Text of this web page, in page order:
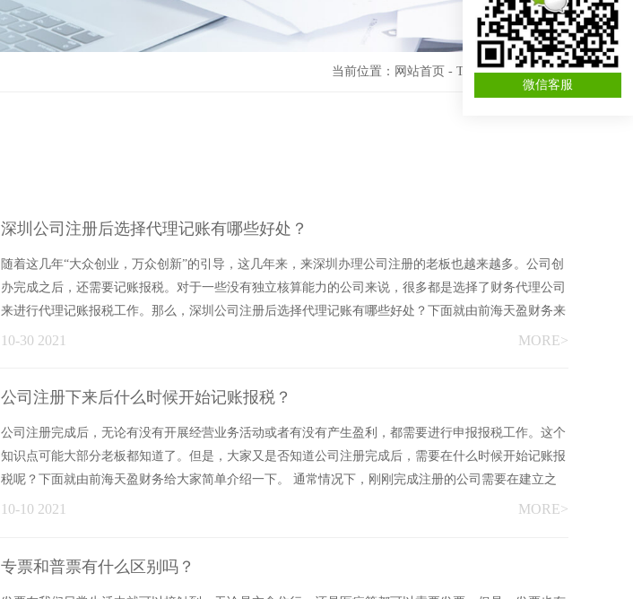
当前位置： 网站首页 - TAG标签-代理记账
深圳公司注册后选择代理记账有哪些好处？
随着这几年“大众创业，万众创新”的引导，这几年来，来深圳办理公司注册的老板也越来越多。公司创
办完成之后，还需要记账报税。对于一些没有独立核算能力的公司来说，很多都是选择了财务代理公司
来进行代理记账报税工作。那么，深圳公司注册后选择代理记账有哪些好处？下面就由前海天盈财务来
给大家......
10-30 2021 MORE>
公司注册下来后什么时候开始记账报税？
公司注册完成后，无论有没有开展经营业务活动或者有没有产生盈利，都需要进行申报报税工作。这个
知识点可能大部分老板都知道了。但是，大家又是否知道公司注册完成后，需要在什么时候开始记账报
税呢？下面就由前海天盈财务给大家简单介绍一下。 通常情况下，刚刚完成注册的公司需要在建立之
日起的第......
10-10 2021 MORE>
专票和普票有什么区别吗？
微信客服